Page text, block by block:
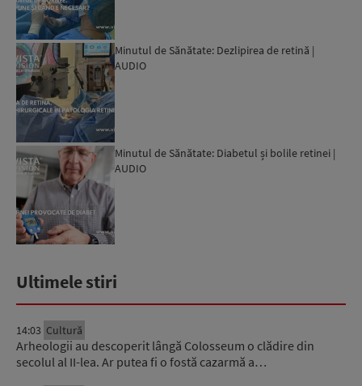
Minutul de Sănătate: Dezlipirea de retină |
AUDIO
Minutul de Sănătate: Diabetul și bolile retinei |
AUDIO
Ultimele stiri
14:03 Cultură
Arheologii au descoperit lângă Colosseum o clădire din
secolul al II-lea. Ar putea fi o fostă cazarmă a…